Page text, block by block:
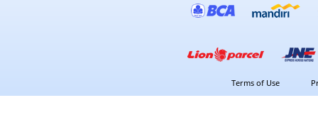
Terms of Use